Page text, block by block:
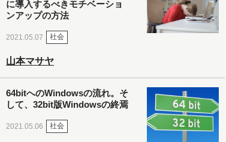
に導入するべきモチベーショ
ンアップの方法
2021.05.07 社会
山本マサヤ
64bitへのWindowsの流れ。そ
して、32bit版Windowsの終焉
2021.05.06 社会